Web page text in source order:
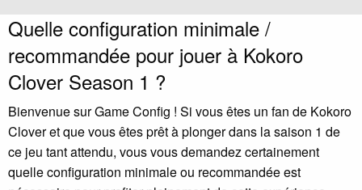
Quelle configuration minimale /
recommandée pour jouer à Kokoro
Clover Season 1 ?
Bienvenue sur Game Config ! Si vous êtes un fan de Kokoro
Clover et que vous êtes prêt à plonger dans la saison 1 de
ce jeu tant attendu, vous vous demandez certainement
quelle configuration minimale ou recommandée est